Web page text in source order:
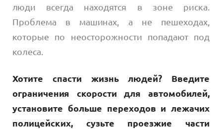
люди всегда находятся в зоне риска.
Проблема в машинах, а не пешеходах,
которые по неосторожности попадают под
колеса.
Хотите спасти жизнь людей? Введите
ограничения скорости для автомобилей,
установите больше переходов и лежачих
полицейских, сузьте проезжие части